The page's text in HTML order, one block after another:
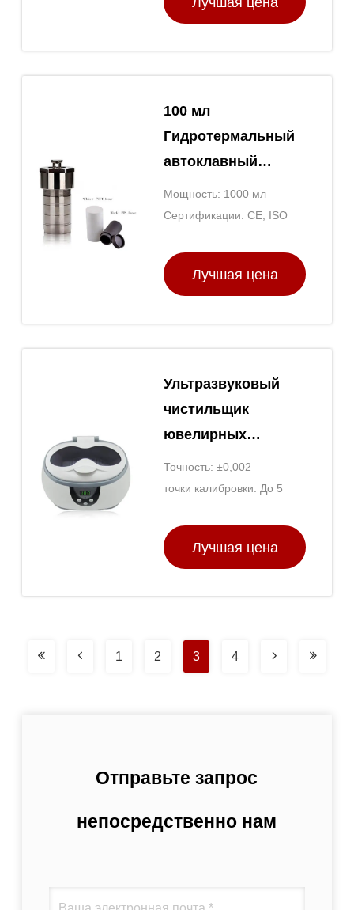
100 мл
Гидротермальный
автоклавный
реактор
Топционный
реактор из
нержавеющей
Мощность: 1000 мл
Сертификации: CE, ISO
Лучшая цена
Ультразвуковый
чистильщик
ювелирных
изделий для
бриллиантового
кольца
Точность: ±0,002
точки калибровки: До 5
Лучшая цена
1 2 3 4
Отправьте запрос
непосредственно нам